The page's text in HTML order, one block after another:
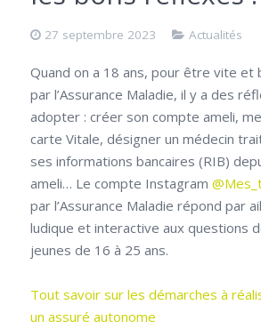
Divers
Actualités
Contact
Faire un don
27 septembre 2023 Actualités
Quand on a 18 ans, pour être vite et
par l’Assurance Maladie, il y a des
adopter : créer son compte ameli,
carte Vitale, désigner un médecin
ses informations bancaires (RIB)
ameli… Le compte Instagram
par l’Assurance Maladie répond par
ludique et interactive aux questions
jeunes de 16 à 25 ans.
Tout savoir sur les démarches à
un assuré autonome